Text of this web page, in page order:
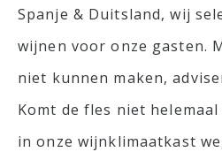
Spanje & Duitsland, wij
wijnen voor onze gasten.
niet kunnen maken,
Komt de fles niet
in onze wijnklimaatkast